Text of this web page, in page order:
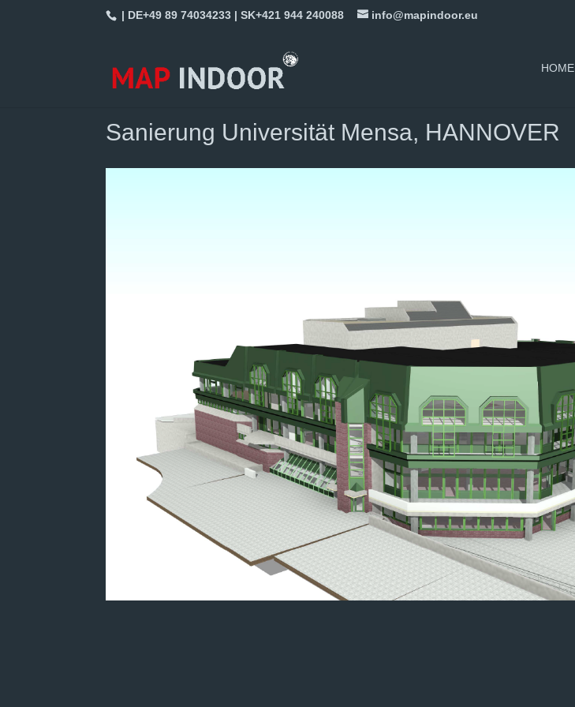
| DE+49 89 74034233 | SK+421 944 240088 info@mapindoor.eu
HOME
Sanierung Universität Mensa, HANNOVER